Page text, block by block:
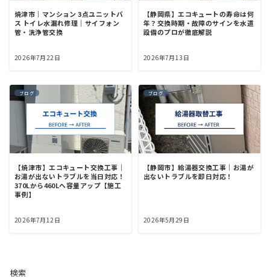
焼津市｜マンション 3点ユニットバ
ス トイレ水漏れ修理｜サイフォン
管・洗浄管交換
2026年7月22日
【静岡県】エコキュートの寿命は何
年？交換時期・故障のサインを水道
設備のプロが徹底解説
2026年7月13日
ブログ
【焼津市】エコキュート交換工事｜
お湯が出ないトラブルを当日対応！
370Lから460Lへ容量アップ【施工
事例】
2026年7月12日
ブログ
【静岡市】給湯器交換工事｜お湯が
出ないトラブルを即日対応！
2026年5月29日
検索